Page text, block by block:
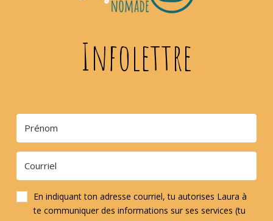
Infolettre
En indiquant ton adresse courriel, tu autorises Laura à
te communiquer des informations sur ses services (tu